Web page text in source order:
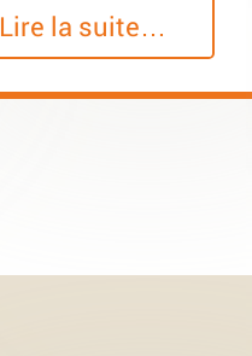
Lire la suite…